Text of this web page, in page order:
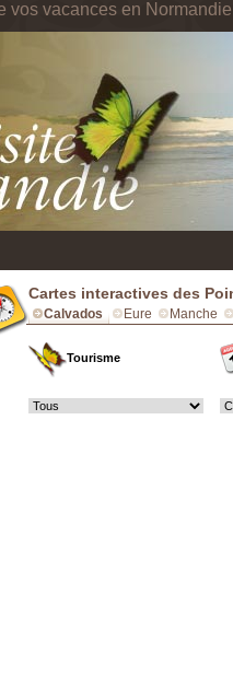
vos vacances en Normandie
Cartes interactives des
Calvados Eure Manche
Tourisme